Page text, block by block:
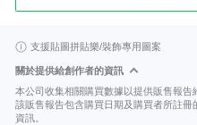
支援貼圖拼貼樂/裝飾專用圖案
關於提供給創作者的資訊
本公司收集相關購買數據以提供販售報告
該販售報告包含購買日期及購買者所註
資訊。